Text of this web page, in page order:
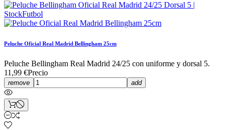
Peluche Oficial Real Madrid Bellingham 25cm
Peluche Bellingham Real Madrid 24/25 con uniforme y dorsal 5.
11,99 €Precio
remove add